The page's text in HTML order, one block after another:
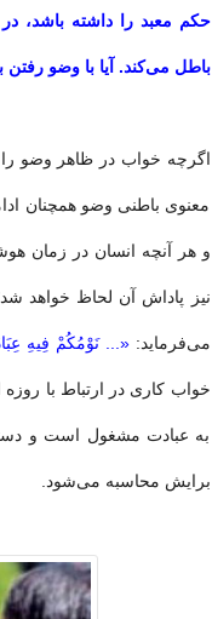
حکم معبد را داشته باشد،
باطل می‌کند. آیا با وضو
اگرچه خواب در ظاهر وضو را
معنوی باطنی وضو همچنان
و هر آنچه انسان در زمان
نیز پاداش آن لحاظ خواهد
می‌فرماید: «... نَوْمُکُمْ فِیهِ
خواب کاری در ارتباط با
به عبادت مشغول است و
برایش محاسبه می‌شود.